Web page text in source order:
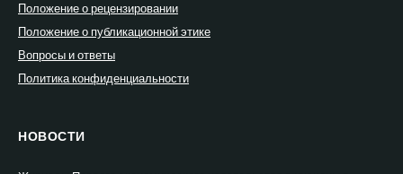
Положение о рецензировании
Положение о публикационной этике
Вопросы и ответы
Политика конфиденциальности
НОВОСТИ